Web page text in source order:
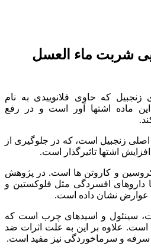
شربت ماء العسل
زنجبیل که حاوی فلانوییدی به نام
ماده اشتها آور است و در رفع
زنجبیل است، که در جلوگیری از
اشتها تاثیرگذار است.
و کاروتن ها است. در پژوهش
داروهای افسردگی مثل فلوکستین و
عوارض نشان داده است.
سینئول و اسیدهای چرب است که
علاوه بر این به علت اثرات ضد
سرفه و سرماخوردگی نیز مفید است.